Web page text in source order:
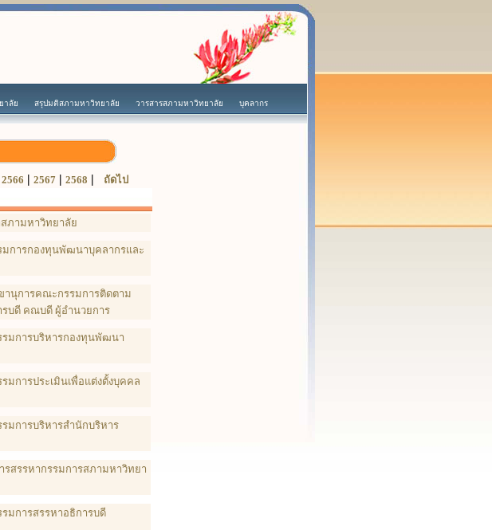
าลัย สรุปมติสภามหาวิทยาลัย วารสารสภามหาวิทยาลัย บุคลากร
2566 | 2567 | 2568 | ถัดไป
สภามหาวิทยาลัย
มการกองทุนพัฒนาบุคลากรและ
านุการคณะกรรมการติดตาม
รบดี คณบดี ผู้อำนวยการ
รมการบริหารกองทุนพัฒนา
มการประเมินเพื่อแต่งตั้งบุคคล
มการบริหารสำนักบริหาร
สรรหากรรมการสภามหาวิทยา
มการสรรหาอธิการบดี